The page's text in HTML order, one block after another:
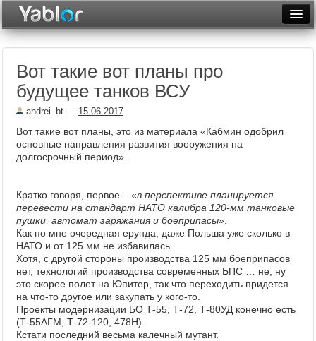
Неделя
Месяц
Видеотоп
Вот такие вот планы про
будущее танков ВСУ
andrei_bt — 15.06.2017
Вот такие вот планы, это из материала «Кабмин одобрил
основные направления развития вооружения на
долгосрочный период».
Кратко говоря, первое – «в перспективе планируется
перевести на стандарт НАТО калибра 120-мм танковые
пушки, автомат заряжания и боеприпасы».
Как по мне очередная ерунда, даже Польша уже сколько в
НАТО и от 125 мм не избавилась.
Хотя, с другой стороны производства 125 мм боеприпасов
нет, технологий производства современных БПС … не, ну
это скорее полет на Юпитер, так что переходить придется
на что-то другое или закупать у кого-то.
Проекты модернизации БО Т-55, Т-72, Т-80УД конечно есть
(Т-55АГМ, Т-72-120, 478Н).
Кстати последний весьма калечный мутант.